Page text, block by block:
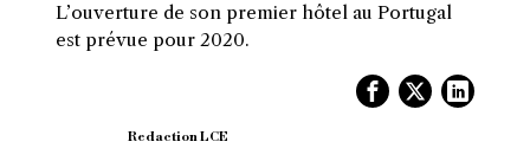
L’ouverture de son premier hôtel au Portugal
est prévue pour 2020.
Redaction LCE